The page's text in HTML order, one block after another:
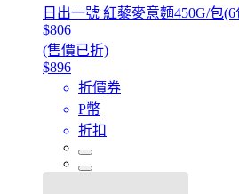
日出一號 紅藜麥意麵450G/包
$806
(售價已折)
$896
折價券
P幣
折扣